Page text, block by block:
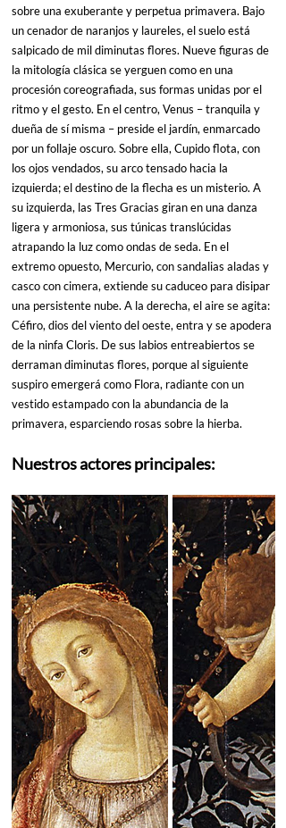
sobre una exuberante y perpetua primavera. Bajo
un cenador de naranjos y laureles, el suelo está
salpicado de mil diminutas flores. Nueve figuras de
la mitología clásica se yerguen como en una
procesión coreografiada, sus formas unidas por el
ritmo y el gesto. En el centro, Venus – tranquila y
dueña de sí misma – preside el jardín, enmarcado
por un follaje oscuro. Sobre ella, Cupido flota, con
los ojos vendados, su arco tensado hacia la
izquierda; el destino de la flecha es un misterio. A
su izquierda, las Tres Gracias giran en una danza
ligera y armoniosa, sus túnicas translúcidas
atrapando la luz como ondas de seda. En el
extremo opuesto, Mercurio, con sandalias aladas y
casco con cimera, extiende su caduceo para disipar
una persistente nube. A la derecha, el aire se agita:
Céfiro, dios del viento del oeste, entra y se apodera
de la ninfa Cloris. De sus labios entreabiertos se
derraman diminutas flores, porque al siguiente
suspiro emergerá como Flora, radiante con un
vestido estampado con la abundancia de la
primavera, esparciendo rosas sobre la hierba.
Nuestros actores principales: